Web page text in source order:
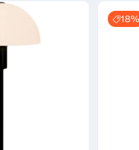
Show result (543)
18%